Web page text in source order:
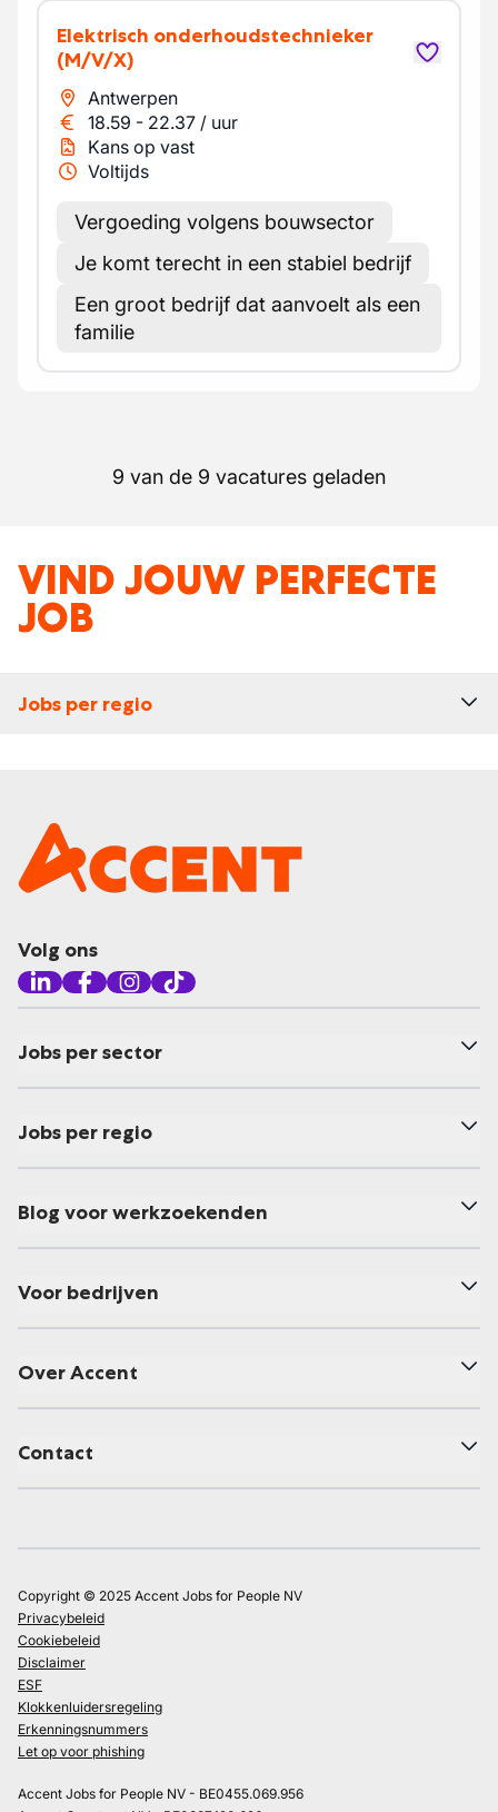
Elektrisch onderhoudstechnieker
(M/V/X)
Antwerpen
18.59 - 22.37 / uur
Kans op vast
Voltijds
Vergoeding volgens bouwsector
Je komt terecht in een stabiel bedrijf
Een groot bedrijf dat aanvoelt als een
familie
9 van de 9 vacatures geladen
VIND JOUW PERFECTE
JOB
Jobs per regio
Volg ons
Jobs per sector
Jobs per regio
Blog voor werkzoekenden
Voor bedrijven
Over Accent
Contact
Copyright © 2025 Accent Jobs for People NV
Privacybeleid
Cookiebeleid
Disclaimer
ESF
Klokkenluidersregeling
Erkenningsnummers
Let op voor phishing
Accent Jobs for People NV - BE0455.069.956